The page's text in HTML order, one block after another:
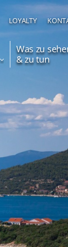
LOYALTY
Was zu
& zu tun